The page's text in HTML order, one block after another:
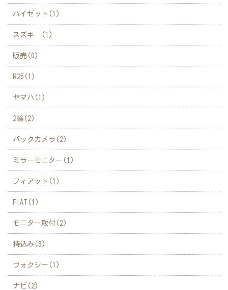
ハイゼット(1)
スズキ (1)
販売(0)
R25(1)
ヤマハ(1)
2輪(2)
バックカメラ(2)
ミラーモニター(1)
フィアット(1)
FIAT(1)
モニター取付(2)
持込み(3)
ヴォクシー(1)
ナビ(2)